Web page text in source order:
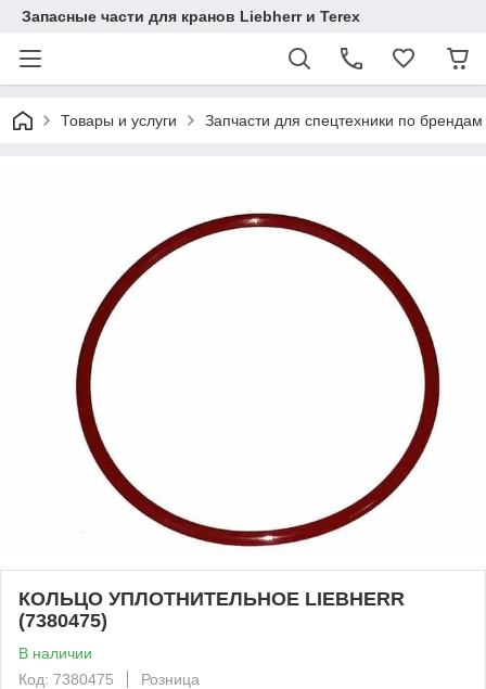
Запасные части для кранов Liebherr и Terex
Товары и услуги Запчасти для спецтехники по брендам
КОЛЬЦО УПЛОТНИТЕЛЬНОЕ LIEBHERR
(7380475)
В наличии
Код: 7380475
Розница